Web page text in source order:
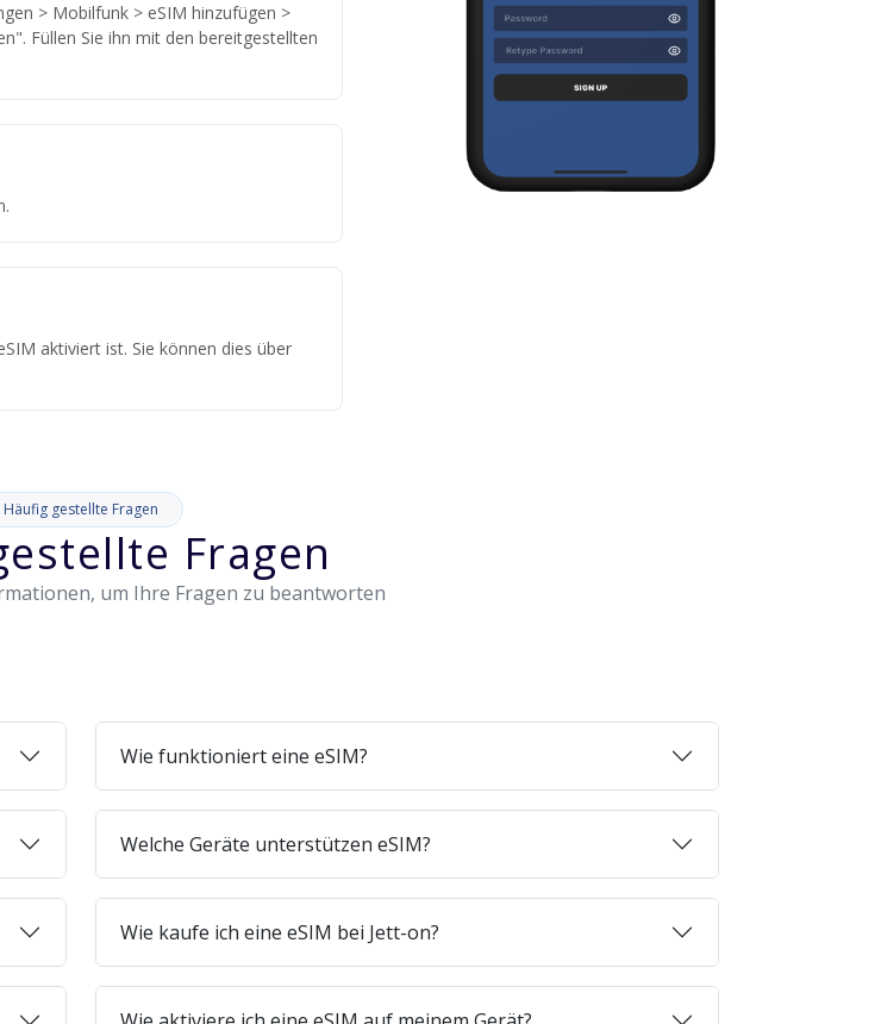
> Mobilfunk > eSIM hinzufügen >
Füllen Sie ihn mit den bereitgestellten
aktiviert ist. Sie können dies über
Häufig gestellte Fragen
Fragen
um Ihre Fragen zu beantworten
Wie funktioniert eine eSIM?
Welche Geräte unterstützen eSIM?
Wie kaufe ich eine eSIM bei Jett-on?